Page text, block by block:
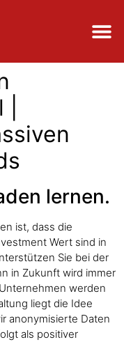
lernen.
ist, dass die
Wert sind in
Sie bei der
in Zukunft wird immer
werden
liegt die Idee
anonymisierte Daten
als positiver